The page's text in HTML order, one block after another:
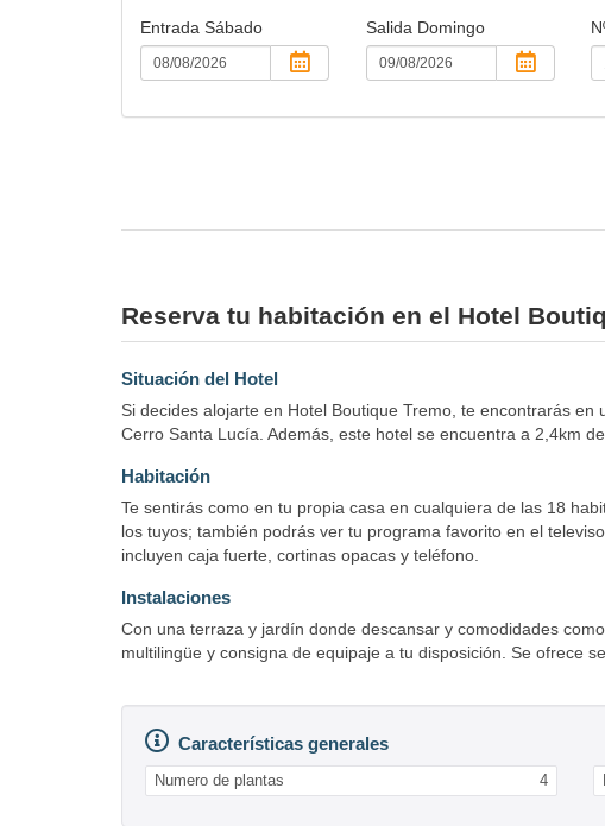
Entrada Sábado Salida Domingo
Reserva tu habitación en el Hotel
Situación del Hotel
Si decides alojarte en Hotel Boutique Tremo, te encontrarás
Cerro Santa Lucía. Además, este hotel se encuentra a 2,4km
Habitación
Te sentirás como en tu propia casa en cualquiera de las 18
los tuyos; también podrás ver tu programa favorito en el
incluyen caja fuerte, cortinas opacas y teléfono.
Instalaciones
Con una terraza y jardín donde descansar y comodidades
multilingüe y consigna de equipaje a tu disposición. Se ofrece
Características generales
Numero de plantas 4